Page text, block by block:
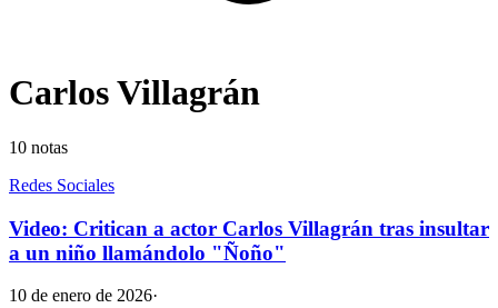
Carlos Villagrán
10 notas
Redes Sociales
Video: Critican a actor Carlos Villagrán tras insultar
a un niño llamándolo "Ñoño"
10 de enero de 2026·